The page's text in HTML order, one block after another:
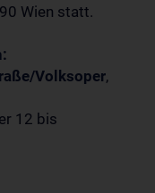
Wien statt.
Volksoper,
12 bis